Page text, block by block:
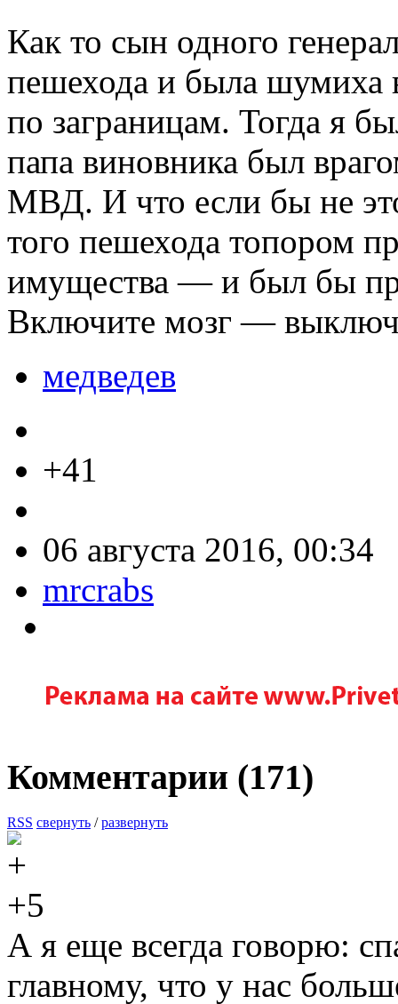
Как то сын одного
пешехода и была
по заграницам. Тогда я
папа виновника был
МВД. И что если бы не
того пешехода топором
имущества — и был бы
Включите мозг —
медведев
+41
06 августа 2016, 00:34
mrcrabs
Комментарии (171)
RSS свернуть /развернуть
+5
А я еще всегда говорю:
главному, что у нас